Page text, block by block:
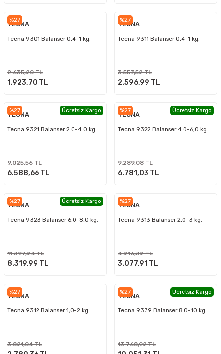
%27
TECNA
Tecna 9301 Balanser 0,4-1 kg.
2.635,20 TL
1.923,70 TL
%27
TECNA
Tecna 9311 Balanser 0,4-1 kg.
3.557,52 TL
2.596,99 TL
%27 Ücretsiz Kargo
TECNA
Tecna 9321 Balanser 2.0-4.0 kg.
9.025,56 TL
6.588,66 TL
%27 Ücretsiz Kargo
TECNA
Tecna 9322 Balanser 4.0-6,0 kg.
9.289,08 TL
6.781,03 TL
%27 Ücretsiz Kargo
TECNA
Tecna 9323 Balanser 6.0-8,0 kg.
11.397,24 TL
8.319,99 TL
%27
TECNA
Tecna 9313 Balanser 2,0-3 kg.
4.216,32 TL
3.077,91 TL
%27
TECNA
Tecna 9312 Balanser 1,0-2 kg.
3.821,04 TL
%27 Ücretsiz Kargo
TECNA
Tecna 9339 Balanser 8.0-10 kg.
13.768,92 TL